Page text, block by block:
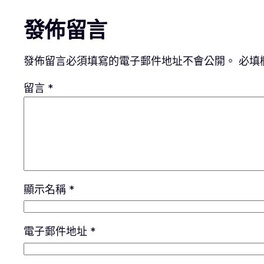
發佈留言
發佈留言必須填寫的電子郵件地址不會公開。 必填
留言 *
顯示名稱 *
電子郵件地址 *